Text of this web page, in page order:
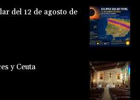
del 12 de agosto de
y Ceuta